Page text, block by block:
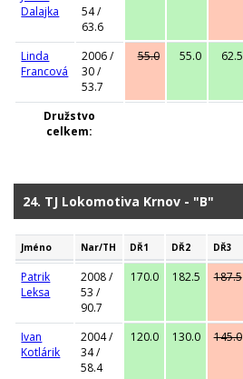
Dalajka
54 /
63.6
Linda
Francová
2006 /
30 /
53.7
55.0 55.0 62.5
Družstvo
celkem:
24. TJ Lokomotiva Krnov - "B"
Jméno Nar/TH DŘ1 DŘ2 DŘ3
Patrik
Leksa
2008 /
53 /
90.7
170.0 182.5 187.5
Ivan
Kotlárik
2004 /
34 /
58.4
120.0 130.0 145.0